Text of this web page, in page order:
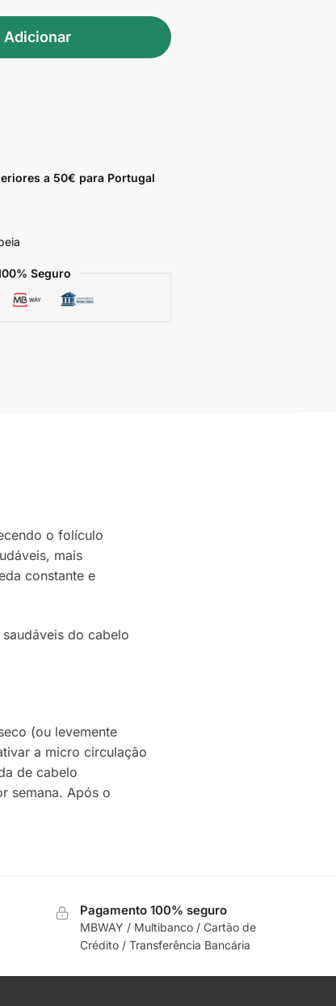
Adicionar
a 50€ para Portugal
Seguro
o folículo
mais
constante e
do cabelo
(ou levemente
a micro circulação
de cabelo
semana. Após o
Pagamento 100% seguro
MBWAY / Multibanco / Cartão de
Crédito / Transferência Bancária